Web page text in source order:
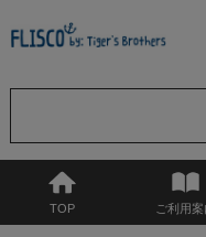
TOP ご利用案